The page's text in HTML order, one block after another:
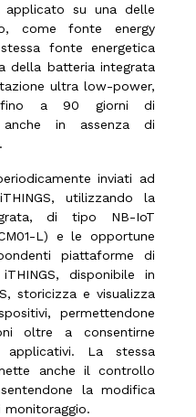
applicato su una delle
come fonte energy
fonte energetica
della batteria integrata
ultra low-power,
a 90 giorni di
anche in assenza di
inviati ad
utilizzando la
di tipo NB-IoT
L) e le opportune
piattaforme di
disponibile in
storicizza e visualizza
permettendone
oltre a consentirne
applicativi. La stessa
anche il controllo
la modifica